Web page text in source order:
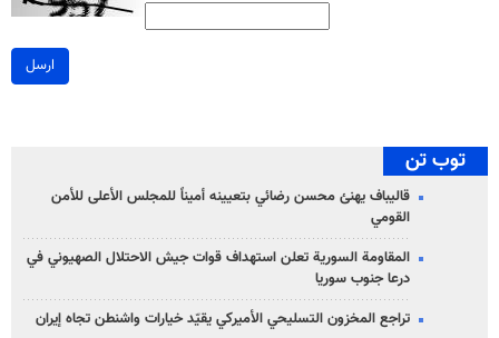
ارسل
توب تن
قاليباف يهنئ محسن رضائي بتعيينه أميناً للمجلس الأعلى للأمن
القومي
المقاومة السورية تعلن استهداف قوات جيش الاحتلال الصهيوني في
درعا جنوب سوريا
تراجع المخزون التسليحي الأميركي يقيّد خيارات واشنطن تجاه إيران